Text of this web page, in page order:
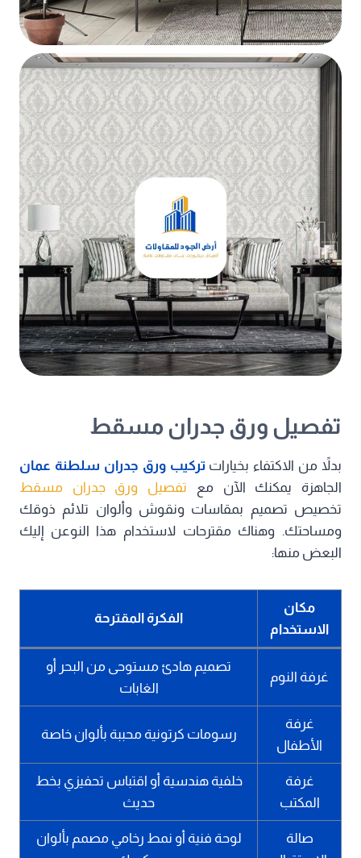
تفصيل ورق جدران مسقط
بدلاً من الاكتفاء بخياراتتركيب ورق جدران سلطنة عمان
الجاهزة يمكنك الآن مع تفصيل ورق جدران مسقط
تخصيص تصميم بمقاسات ونقوش وألوان تلائم ذوقك
ومساحتك. وهناك مقترحات لاستخدام هذا النوعن إليك
البعض منها:
مكان
الاستخدام
الفكرة المقترحة
غرفة النوم
تصميم هادئ مستوحى من البحر أو
الغابات
غرفة
الأطفال
رسومات كرتونية محببة بألوان خاصة
غرفة
المكتب
خلفية هندسية أو اقتباس تحفيزي بخط
حديث
صالة
لوحة فنية أو نمط رخامي مصمم بألوان